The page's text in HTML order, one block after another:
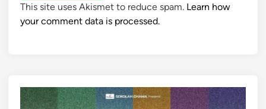
This site uses Akismet to reduce spam. Learn how
your comment data is processed.